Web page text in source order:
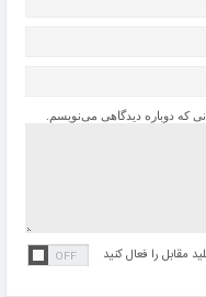
که دوباره دیدگاهی می‌نویسم.
مقابل را فعال کنید